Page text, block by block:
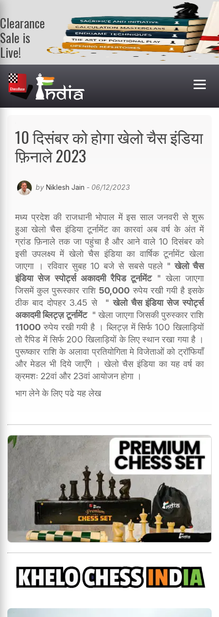
Clearance
Sale is
Live!
Get a FREE
book on
purchasing 2
or more
books. Valid
10 दिसंबर को होगा खेलो चैस इंडिया
फ़िनाले 2023
by Niklesh Jain - 06/12/2023
मध्य प्रदेश की राजधानी भोपाल में इस साल जनवरी से शुरू
हुआ खेलो चैस इंडिया टूर्नामेंट का कारवां अब वर्ष के अंत में
ग्रांड फ़िनाले तक जा पहुंचा है और आने वाले 10 दिसंबर को
इसी उपलक्ष्य में खेलो चैस इंडिया का वार्षिक टूर्नामेंट खेला
जाएगा । रविवार सुबह 10 बजे से सबसे पहले "खेलो चैस
इंडिया सेज स्पोर्ट्स अकादमी रैपिड टूर्नामेंट" खेला जाएगा
जिसमें कुल पुरूस्कार राशि 50,000 रुपेय रखी गयी है इसके
ठीक बाद दोपहर 3.45 से "खेलो चैस इंडिया सेज स्पोर्ट्स
अकादमी ब्लिट्ज़ टूर्नामेंट" खेला जाएगा जिसकी पुरुस्कार राशि
11000 रुपेय रखी गयी है । ब्लिट्ज़ में सिर्फ 100 खिलाड़ियों
तो रैपिड में सिर्फ 200 खिलाड़ियों के लिए स्थान रखा गया है ।
पुरूष्कार राशि के अलावा प्रतियोगिता मे विजेताओं को ट्रॉफियाँ
और मेडल भी दिये जाएँगे । खेलो चैस इंडिया का यह वर्ष का
क्रमशः 22वां और 23वां आयोजन होगा ।
भाग लेने के लिए पढे यह लेख